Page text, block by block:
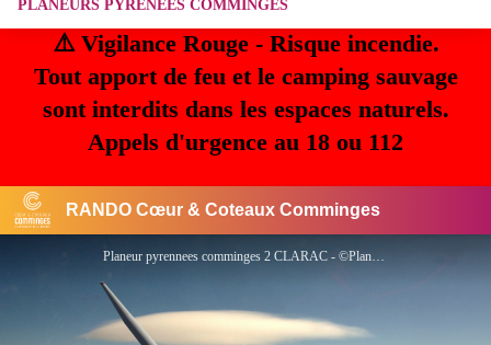
⚠️ Vigilance Rouge - Risque incendie.
Tout apport de feu et le camping sauvage
sont interdits dans les espaces naturels.
Appels d'urgence au 18 ou 112
RANDO Cœur & Coteaux Comminges
PLANEURS PYRENEES COMMINGES
Planeur pyrennees comminges 2 CLARAC - ©Planeur pyrennees comminges